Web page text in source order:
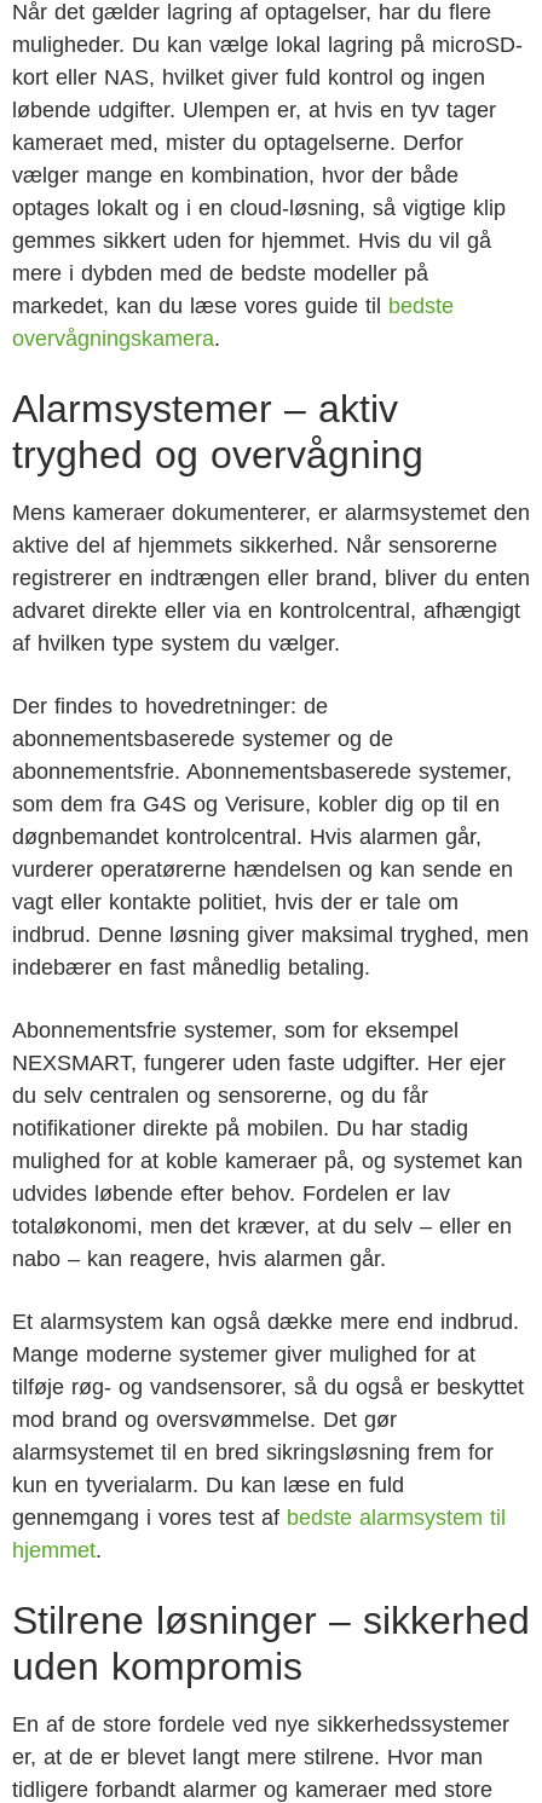
Når det gælder lagring af optagelser, har du flere
muligheder. Du kan vælge lokal lagring på microSD-
kort eller NAS, hvilket giver fuld kontrol og ingen
løbende udgifter. Ulempen er, at hvis en tyv tager
kameraet med, mister du optagelserne. Derfor
vælger mange en kombination, hvor der både
optages lokalt og i en cloud-løsning, så vigtige klip
gemmes sikkert uden for hjemmet. Hvis du vil gå
mere i dybden med de bedste modeller på
markedet, kan du læse vores guide til bedste
overvågningskamera.
Alarmsystemer – aktiv
tryghed og overvågning
Mens kameraer dokumenterer, er alarmsystemet den
aktive del af hjemmets sikkerhed. Når sensorerne
registrerer en indtrængen eller brand, bliver du enten
advaret direkte eller via en kontrolcentral, afhængigt
af hvilken type system du vælger.
Der findes to hovedretninger: de
abonnementsbaserede systemer og de
abonnementsfrie. Abonnementsbaserede systemer,
som dem fra G4S og Verisure, kobler dig op til en
døgnbemandet kontrolcentral. Hvis alarmen går,
vurderer operatørerne hændelsen og kan sende en
vagt eller kontakte politiet, hvis der er tale om
indbrud. Denne løsning giver maksimal tryghed, men
indebærer en fast månedlig betaling.
Abonnementsfrie systemer, som for eksempel
NEXSMART, fungerer uden faste udgifter. Her ejer
du selv centralen og sensorerne, og du får
notifikationer direkte på mobilen. Du har stadig
mulighed for at koble kameraer på, og systemet kan
udvides løbende efter behov. Fordelen er lav
totaløkonomi, men det kræver, at du selv – eller en
nabo – kan reagere, hvis alarmen går.
Et alarmsystem kan også dække mere end indbrud.
Mange moderne systemer giver mulighed for at
tilføje røg- og vandsensorer, så du også er beskyttet
mod brand og oversvømmelse. Det gør
alarmsystemet til en bred sikringsløsning frem for
kun en tyverialarm. Du kan læse en fuld
gennemgang i vores test af bedste alarmsystem til
hjemmet.
Stilrene løsninger – sikkerhed
uden kompromis
En af de store fordele ved nye sikkerhedssystemer
er, at de er blevet langt mere stilrene. Hvor man
tidligere forbandt alarmer og kameraer med store